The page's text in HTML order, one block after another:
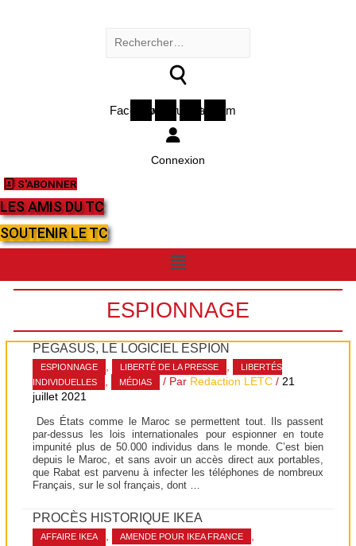
Rechercher :
FacebookTwitterYoutubeInstagram
Connexion
S'ABONNER
LES AMIS DU TC
SOUTENIR LE TC
Menu
ESPIONNAGE
PEGASUS, LE LOGICIEL ESPION
ESPIONNAGE , LIBERTÉ DE LA PRESSE ,
LIBERTÉS
INDIVIDUELLES
, MÉDIAS / Par Redaction LETC /21
juillet 2021
Des États comme le Maroc se permettent tout. Ils passent
par-dessus les lois internationales pour espionner en toute
impunité plus de 50.000 individus dans le monde. C’est bien
depuis le Maroc, et sans avoir un accès direct aux portables,
que Rabat est parvenu à infecter les téléphones de nombreux
Français, sur le sol français, dont …
PROCÈS HISTORIQUE IKEA
AFFAIRE IKEA AMENDE POUR IKEA FRANCE